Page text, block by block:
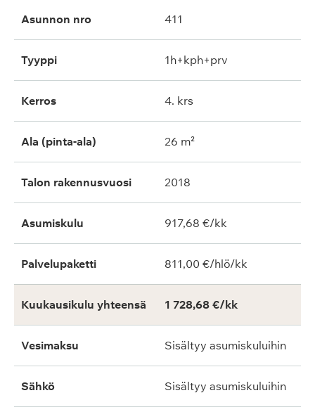
Asunnon nro 411
Tyyppi 1h+kph+prv
Kerros 4. krs
Ala (pinta-ala) 26 m²
Talon rakennusvuosi 2018
Asumiskulu 917,68 €/kk
Palvelupaketti 811,00 €/hlö/kk
Kuukausikulu yhteensä 1 728,68 €/kk
Vesimaksu Sisältyy asumiskuluihin
Sähkö Sisältyy asumiskuluihin